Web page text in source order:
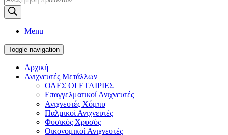
search
Menu
Toggle navigation
Αρχική
Ανιχνευτές Μετάλλων
ΟΛΕΣ ΟΙ ΕΤΑΙΡΙΕΣ
Επαγγελματικοί Ανιχνευτές
Ανιχνευτές Χόμπυ
Παλμικοί Ανιχνευτές
Φυσικός Χρυσός
Οικονομικοί Ανιχνευτές